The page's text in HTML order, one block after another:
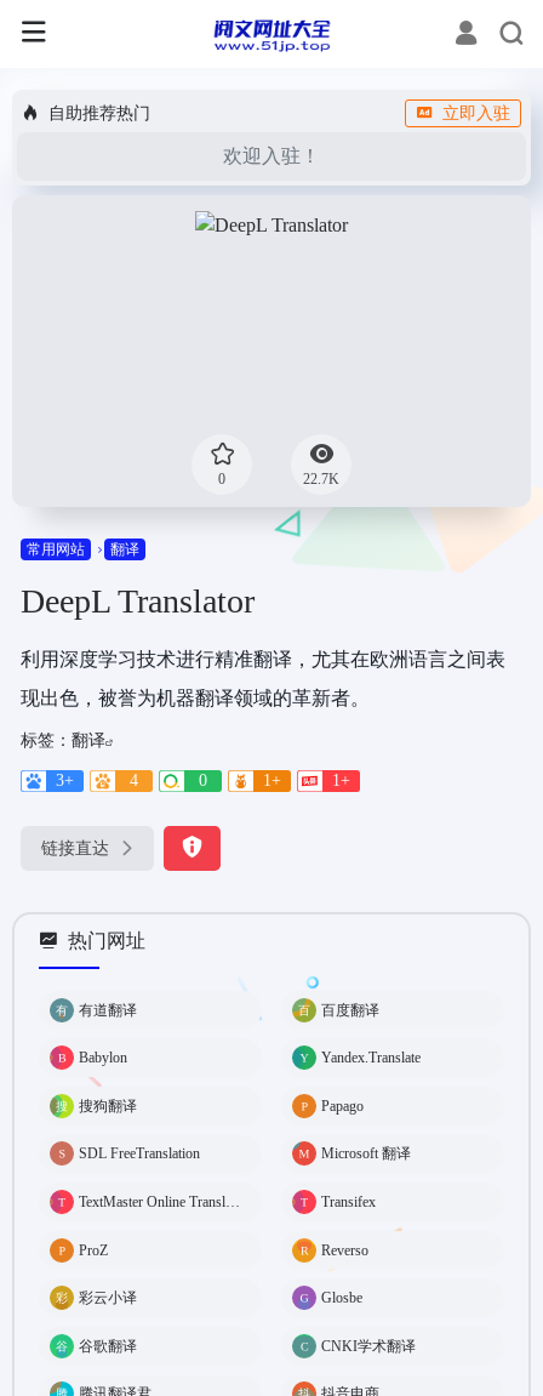
自助推荐热门 立即入驻
欢迎入驻！
0 22.7K
常用网站 翻译
DeepL Translator
利用深度学习技术进行精准翻译，尤其在欧洲语言之间表
现出色，被誉为机器翻译领域的革新者。
标签： 翻译
3+ 4 0 1+ 1+
链接直达
热门网址
有道翻译 百度翻译
Babylon Yandex.Translate
搜狗翻译 Papago
SDL FreeTranslation Microsoft 翻译
TextMaster Online Translation Transifex
ProZ Reverso
彩云小译 Glosbe
谷歌翻译 CNKI学术翻译